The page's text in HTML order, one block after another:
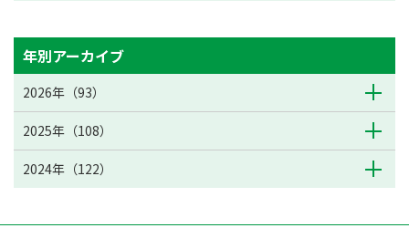
年別アーカイブ
2026年（93）
2025年（108）
2024年（122）